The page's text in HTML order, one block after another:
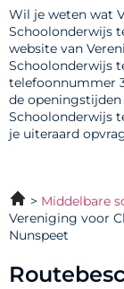
Wil je weten wat
Schoolonderwijs
website van
Schoolonderwijs
telefoonnummer
de
Schoolonderwijs
je uiteraard
Middelbare
Vereniging voor
Nunspeet